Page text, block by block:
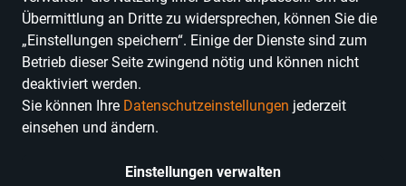
Übermittlung an Dritte zu widersprechen, können Sie die
„Einstellungen speichern“. Einige der Dienste sind zum
Betrieb dieser Seite zwingend nötig und können nicht
deaktiviert werden.
Sie können Ihre Datenschutzeinstellungen jederzeit
einsehen und ändern.
Einstellungen verwalten
ALLE FILTER